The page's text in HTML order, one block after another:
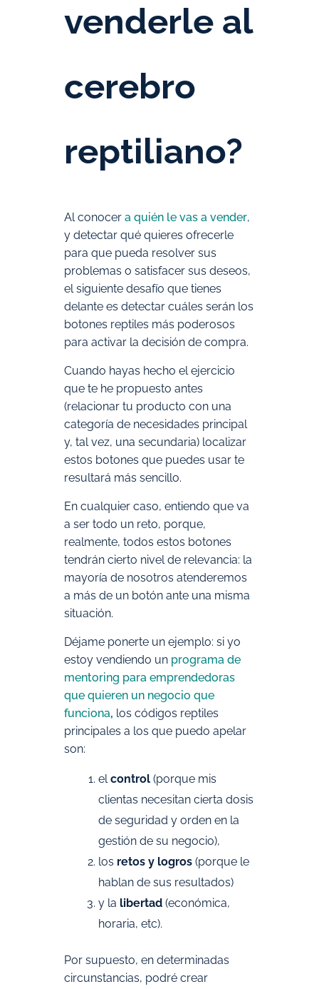
venderle al
cerebro
reptiliano?
Al conocer a quién le vas a vender,
y detectar qué quieres ofrecerle
para que pueda resolver sus
problemas o satisfacer sus deseos,
el siguiente desafío que tienes
delante es detectar cuáles serán los
botones reptiles más poderosos
para activar la decisión de compra.
Cuando hayas hecho el ejercicio
que te he propuesto antes
(relacionar tu producto con una
categoría de necesidades principal
y, tal vez, una secundaria) localizar
estos botones que puedes usar te
resultará más sencillo.
En cualquier caso, entiendo que va
a ser todo un reto, porque,
realmente, todos estos botones
tendrán cierto nivel de relevancia: la
mayoría de nosotros atenderemos
a más de un botón ante una misma
situación.
Déjame ponerte un ejemplo: si yo
estoy vendiendo un programa de
mentoring para emprendedoras
que quieren un negocio que
funciona, los códigos reptiles
principales a los que puedo apelar
son:
el control (porque mis
clientas necesitan cierta dosis
de seguridad y orden en la
gestión de su negocio),
los retos y logros (porque le
hablan de sus resultados)
y la libertad (económica,
horaria, etc).
Por supuesto, en determinadas
circunstancias, podré crear